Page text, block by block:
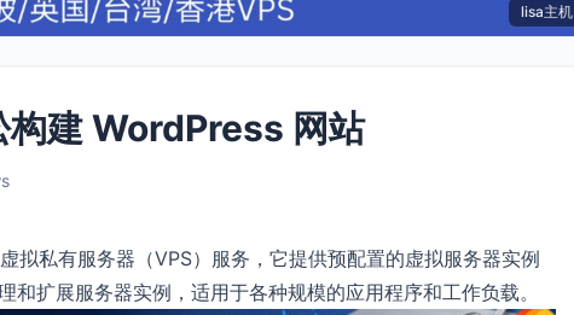
lisa主机
建 WordPress 网站
私有服务器（VPS）服务，它提供预配置的虚拟服务器实例
扩展服务器实例，适用于各种规模的应用程序和工作负载。